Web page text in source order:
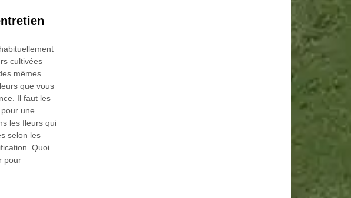
cultivées
mêmes
que vous
Il faut les
une
les fleurs qui
selon les
Quoi
pour